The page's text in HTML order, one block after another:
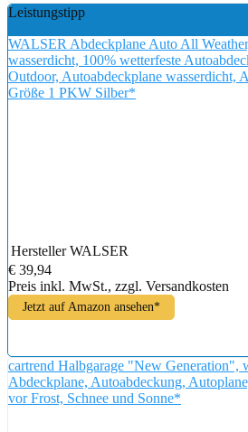
Leistungstipp
WALSER Abdeckplane Auto All
wasserdicht, 100% wetterfeste
Outdoor, Autoabdeckplane wasserdicht,
Größe 1 PKW Silber*
Hersteller WALSER
€ 39,94
Preis inkl. MwSt., zzgl. Versandkosten
Jetzt auf Amazon ansehen*
cartrend Halbgarage "New Generation",
Abdeckplane, Autoabdeckung,
vor Frost, Schnee und Sonne*